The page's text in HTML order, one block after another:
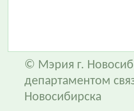
© Мэрия г.
департаментом
Новосибирска